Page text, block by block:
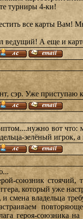
турниры 4-ки!
все карты Вам!
А еще и
сэр. Уже приступаю
вот что:
зелёный игрок,
союзник стоячий,
который уже
смена владельца
героя-союзника